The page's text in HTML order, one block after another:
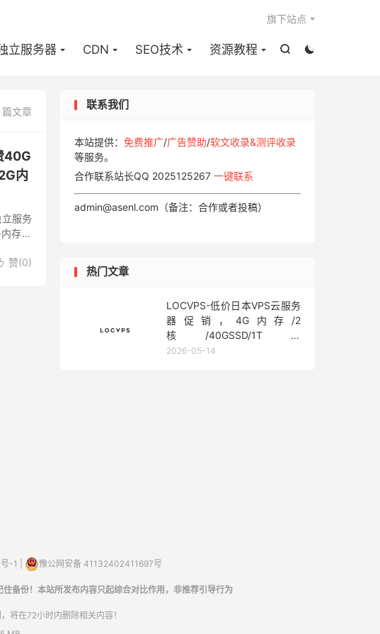


立服务器 CDN SEO技术 资源教程
旗下站点
篇文章
40G
内
服务
存和
赞(0)
联系我们
本站提供： 免费推广/广告赞助/软文收录&测评收录
等服务。
合作联系站长QQ 2025125267 一键联系
admin@asenl.com（备注：合作或者投稿）
热门文章
LOCVPS-低价日本VPS云服务
器促销，4G内存/2
核/40GSSD/1T流
量/450Mbps带宽，低至36元/
2026-05-14
-1 豫公网安备 41132402411697号
备份！本站所发布内容只起综合对比作用，非推荐引导行为
将在72小时内删除相关内容！